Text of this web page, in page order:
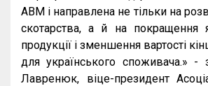
АВМ і направлена не тільки на
скотарства, а й на покращення
продукції і зменшення вартості
для українського споживача.» -
Лавренюк, віце-президент